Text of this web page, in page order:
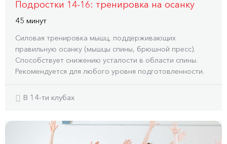
Подростки 14-16: тренировка на осанку
45 минут
Силовая тренировка мышц, поддерживающих
правильную осанку (мышцы спины, брюшной пресс).
Способствует снижению усталости в области спины.
Рекомендуется для любого уровня подготовленности.
В 14-ти клубах